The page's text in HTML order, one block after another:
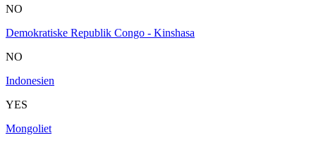
NO
Demokratiske Republik Congo - Kinshasa
NO
Indonesien
YES
Mongoliet